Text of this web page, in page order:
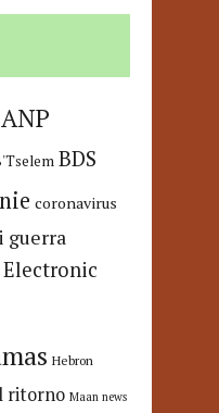
ANP
BDS
coronavirus
guerra
Electronic
Hebron
ritorno Maan news